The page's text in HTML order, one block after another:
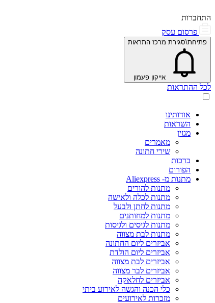
התחברות
פרסום עסק
פתיחת\סגירת מרכז התראות
אייקון פעמון
לכל ההתראות
אודותינו
השראות
מגזין
מאמרים
שירי חתונה
ברכות
הפורום
מתנות מ- Aliexpress
מתנות להורים
מתנות לכלה ולאישה
מתנות לחתן ולבעל
מתנות למחותנים
מתנות לגיסים ולגיסות
מתנות לבת מצווה
אביזרים ליום החתונה
אביזרים ליום הולדת
אביזרים לבת מצווה
אביזרים לבר מצווה
אביזרים לחלאקה
כלי הכנה והגשה לאירוע ביתי
מזכרות לאירועים